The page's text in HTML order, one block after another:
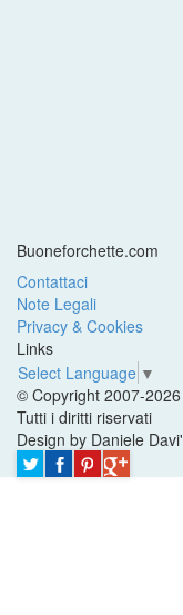
Buoneforchette.com
Contattaci
Note Legali
Privacy & Cookies
Links
Select Language ▼
© Copyright 2007-2026
Tutti i diritti riservati
Design by Daniele Davi'